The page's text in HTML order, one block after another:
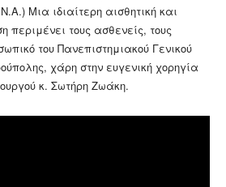
Μια ιδιαίτερη αισθητική και
περιμένει τους ασθενείς, τους
του Πανεπιστημιακού Γενικού
χάρη στην ευγενική χορηγία
κ. Σωτήρη Ζωάκη.